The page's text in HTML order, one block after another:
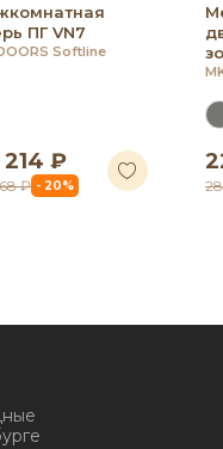
ПГ VN7
Softline
₽
₽ - 20%